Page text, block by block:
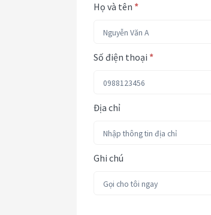
Họ và tên *
Số điện thoại *
Địa chỉ
Ghi chú